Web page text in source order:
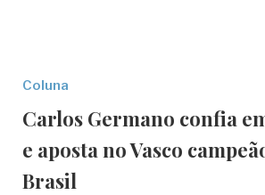
Coluna
Carlos Germano confia
e aposta no Vasco
Brasil